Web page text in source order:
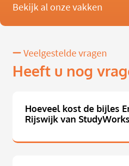
Bekijk al onze vakken
Veelgestelde vragen
Heeft u nog
Hoeveel kost de bijles
Rijswijk van